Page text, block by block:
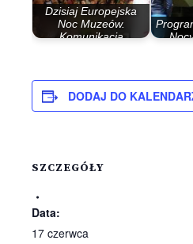
Dzisiaj Europejska
Noc Muzeów.
Komunikacja
DODAJ DO
SZCZEGÓŁY
Data:
17 czerwca